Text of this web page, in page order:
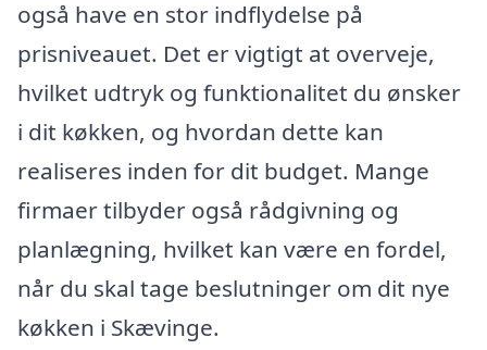
også have en stor indflydelse på
prisniveauet. Det er vigtigt at overveje,
hvilket udtryk og funktionalitet du ønsker
i dit køkken, og hvordan dette kan
realiseres inden for dit budget. Mange
firmaer tilbyder også rådgivning og
planlægning, hvilket kan være en fordel,
når du skal tage beslutninger om dit nye
køkken i Skævinge.